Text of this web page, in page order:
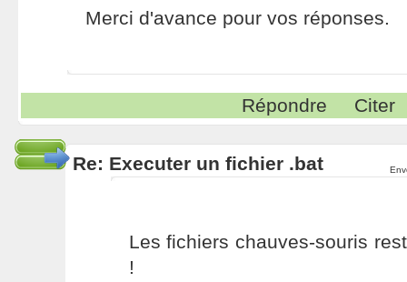
Merci d'avance pour vos réponses.
Répondre Citer
Re: Executer un fichier .bat
Les fichiers chauves-souris
!